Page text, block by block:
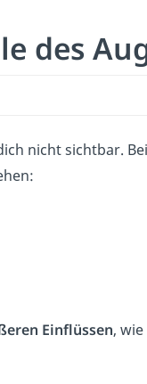
des
nicht sichtbar. Bei
Einflüssen,